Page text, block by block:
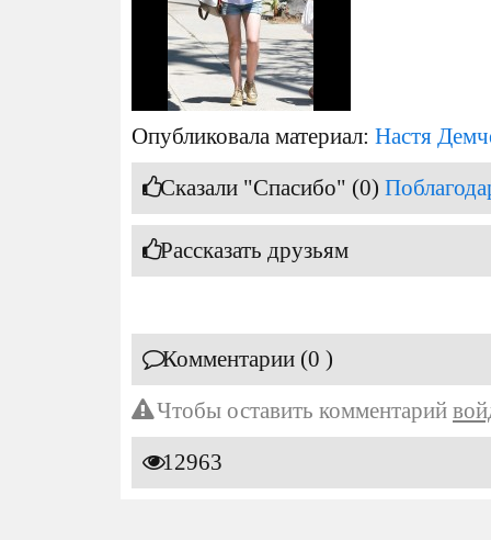
Опубликовала материал: Настя
Сказали "Спасибо" (0)
Рассказать друзьям
Комментарии (0 )
Чтобы оставить комментарий
12963